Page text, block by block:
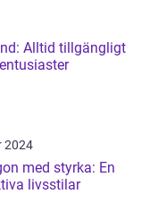
Alltid tillgängligt
2024
med styrka: En
livsstilar